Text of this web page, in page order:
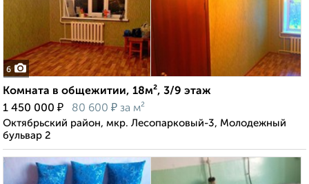
6
Комната в общежитии, 18м², 3/9 этаж
1 450 000 ₽ 80 600 ₽ за м²
Октябрьский район, мкр. Лесопарковый-3, Молодежный
бульвар 2